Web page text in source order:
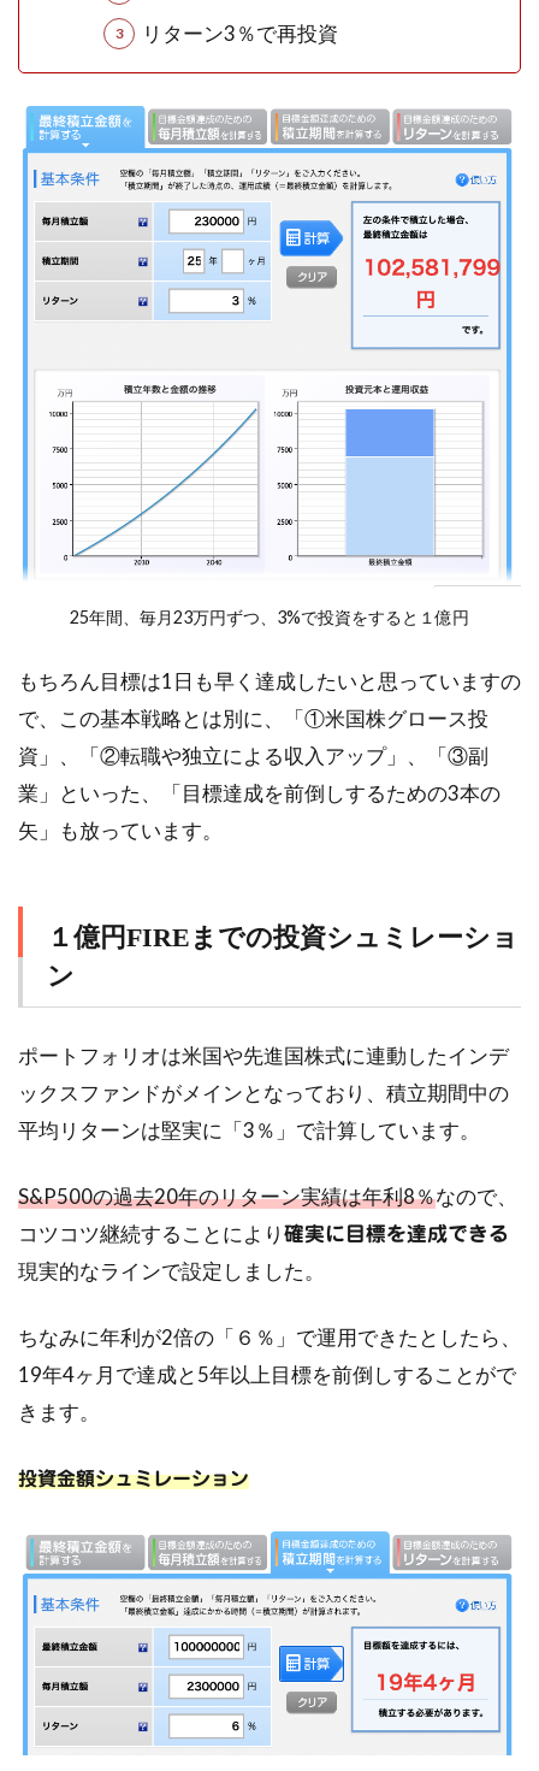
リターン3％で再投資
25年間、毎月23万円ずつ、3%で投資をすると１億円
もちろん目標は1日も早く達成したいと思っていますの
で、この基本戦略とは別に、「①米国株グロース投
資」、「②転職や独立による収入アップ」、「③副
業」といった、「目標達成を前倒しするための3本の
矢」も放っています。
１億円FIREまでの投資シュミレーショ
ン
ポートフォリオは米国や先進国株式に連動したインデ
ックスファンドがメインとなっており、積立期間中の
平均リターンは堅実に「3％」で計算しています。
S&P500の過去20年のリターン実績は年利8％なので、
コツコツ継続することにより 確実に目標を達成できる
現実的なラインで設定しました。
ちなみに年利が2倍の「６％」で運用できたとしたら、
19年4ヶ月で達成と5年以上目標を前倒しすることがで
きます。
投資金額シュミレーション